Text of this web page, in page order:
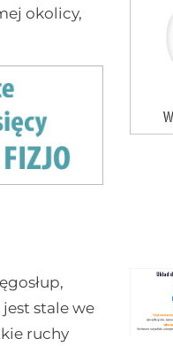
okolicy,
stale we
ruchy